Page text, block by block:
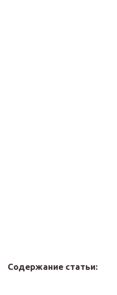
Содержание статьи: